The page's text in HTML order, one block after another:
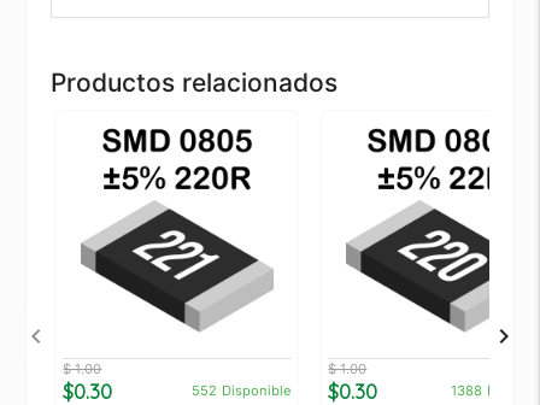
Productos relacionados
$ 1.00
$0.30 552 Disponible
$ 1.00
$0.30 1388